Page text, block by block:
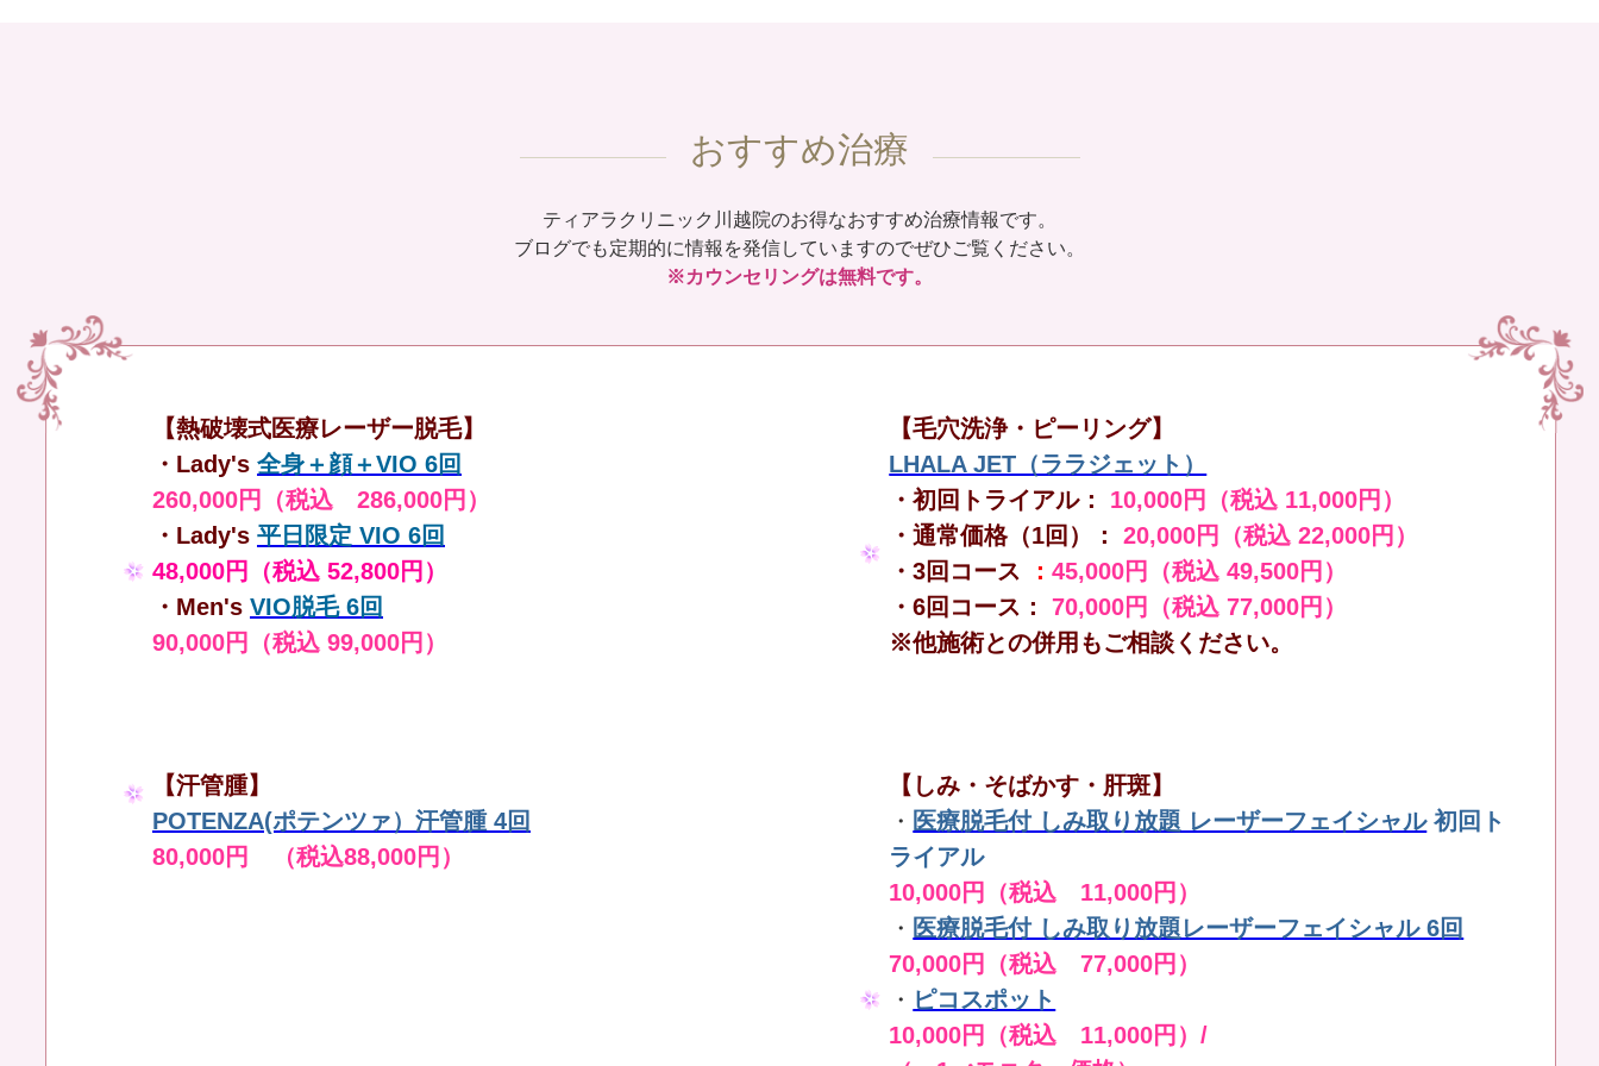
おすすめ治療
ティアラクリニック川越院のお得なおすすめ治療情報です。
ブログでも定期的に情報を発信していますのでぜひご覧ください。
※カウンセリングは無料です。
【熱破壊式医療レーザー脱毛】
・Lady's 全身＋顔＋VIO 6回
260,000円（税込 286,000円）
・Lady's 平日限定 VIO 6回
48,000円（税込 52,800円）
・Men's VIO脱毛 6回
90,000円（税込 99,000円）
【毛穴洗浄・ピーリング】
LHALA JET（ララジェット）
・初回トライアル： 10,000円（税込 11,000円）
・通常価格（1回）：
20,000円（税込 22,000円）
・3回コース ：45,000円（税込 49,500円）
・6回コース：
70,000円（税込 77,000円）
※他施術との併用もご相談ください。
【汗管腫】
POTENZA(ポテンツァ）汗管腫 4回
80,000円 （税込88,000円）
【しみ・そばかす・肝斑】
・ 医療脱毛付 しみ取り放題 レーザーフェイシャル 初回ト
ライアル
10,000円（税込 11,000円）
・ 医療脱毛付 しみ取り放題レーザーフェイシャル 6回
70,000円（税込 77,000円）
・ ピコスポット
10,000円（税込 11,000円）/